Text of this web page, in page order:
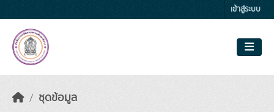
เข้าสู่ระบบ
ชุดข้อมูล